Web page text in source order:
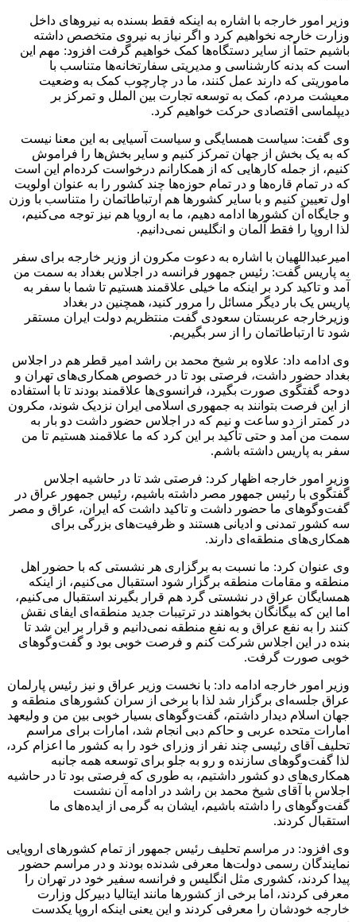
وزیر امور خارجه با اشاره به اینکه فقط بسنده به نیروهای داخل
وزارت خارجه نخواهیم کرد و اگر نیاز به نیروی متخصص داشته
باشیم حتماً از سایر دستگاه‌ها کمک خواهیم گرفت افزود: مهم این
است که بدنه کارشناسی و مدیریتی سفارتخانه‌ها متناسب با
ماموریتی که دارند عمل کنند، ما در چارچوب کمک به وضعیت
معیشت مردم، کمک به توسعه تجارت بین الملل و تمرکز بر
دیپلماسی اقتصادی حرکت خواهیم کرد.
وی گفت: سیاست همسایگی و سیاست آسیایی به این معنا نیست
که به یک بخش از جهان تمرکز کنیم و سایر بخش‌ها را فراموش
کنیم، از جمله کارهایی که از همکارانم درخواست کرده‌ام این است
که در تمام قاره‌ها و در تمام حوزه‌ها چند کشور را به عنوان اولویت
اول تعیین کنیم و با سایر کشورها هم ارتباطاتمان را متناسب با وزن
و جایگاه آن کشورها ادامه دهیم، ما به اروپا هم نیز توجه می‌کنیم،
لذا اروپا را فقط آلمان و انگلیس نمی‌دانیم.
امیرعبداللهیان با اشاره به دعوت مکرون از وزیر خارجه برای سفر
به پاریس گفت: رئیس جمهور فرانسه در اجلاس بغداد به سمت من
آمد و تاکید کرد بر اینکه ما خیلی علاقمند هستیم تا شما با سفر به
پاریس یک بار دیگر مسائل را مرور کنید، همچنین در بغداد
وزیرخارجه عربستان سعودی گفت منتظریم دولت ایران مستقر
شود تا ارتباطاتمان را از سر بگیریم.
وی ادامه داد: علاوه بر شیخ محمد بن راشد امیر قطر هم در اجلاس
بغداد حضور داشت، فرصتی بود تا در خصوص همکاری‌های تهران و
دوحه گفتگوی صورت بگیرد، فرانسوی‌ها علاقمند بودند تا با استفاده
از این فرصت بتوانند به جمهوری اسلامی ایران نزدیک شوند، مکرون
در کمتر از دو ساعت و نیم که در اجلاس حضور داشت دو بار به
سمت من آمد و حتی تأکید بر این کرد که ما علاقمند هستیم تا من
سفر به پاریس داشته باشم.
وزیر امور خارجه اظهار کرد: فرصتی شد تا در حاشیه اجلاس
گفتگوی با رئیس جمهور مصر داشته باشیم، رئیس جمهور عراق در
گفت‌وگوهای ما حضور داشت و تاکید داشت که ایران، عراق و مصر
سه کشور تمدنی و ادیانی هستند و ظرفیت‌های بزرگی برای
همکاری‌های منطقه‌ای دارند.
وی عنوان کرد: ما نسبت به برگزاری هر نشستی که با حضور اهل
منطقه و مقامات منطقه برگزار شود استقبال می‌کنیم، از اینکه
همسایگان عراق در نشستی گرد هم قرار بگیرند استقبال می‌کنیم،
اما این که بیگانگان بخواهند در ترتیبات جدید منطقه‌ای ایفای نقش
کنند را به نفع عراق و به نفع منطقه نمی‌دانیم و قرار بر این شد تا
بنده در این اجلاس شرکت کنم و فرصت خوبی بود و گفت‌وگوهای
خوبی صورت گرفت.
وزیر امور خارجه ادامه داد: با نخست وزیر عراق و نیز رئیس پارلمان
عراق جلسه‌ای برگزار شد لذا با برخی از سران کشورهای منطقه و
جهان اسلام دیدار داشتم، گفت‌وگوهای بسیار خوبی بین من و ولیعهد
امارات متحده عربی و حاکم دبی انجام شد، امارات برای مراسم
تحلیف آقای رئیسی چند نفر از وزرای خود را به کشور ما اعزام کرد،
لذا گفت‌وگوهای سازنده و رو به جلو برای توسعه همه جانبه
همکاری‌های دو کشور داشتیم، به طوری که فرصتی بود تا در حاشیه
اجلاس با آقای شیخ محمد بن راشد در ادامه آن نشست
گفت‌وگوهای را داشته باشیم، ایشان به گرمی از ایده‌های ما
استقبال کردند.
وی افزود: در مراسم تحلیف رئیس جمهور از تمام کشورهای اروپایی
نمایندگان رسمی دولت‌ها معرفی شدنده بودند و در مراسم حضور
پیدا کردند، کشوری مثل انگلیس و فرانسه سفیر خود در تهران را
معرفی کردند، اما برخی از کشورها مانند ایتالیا دبیرکل وزارت
خارجه خودشان را معرفی کردند و این یعنی اینکه اروپا یکدست